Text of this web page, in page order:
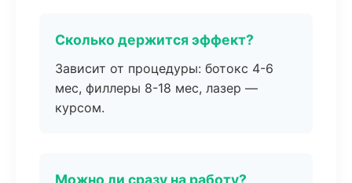
Сколько держится эффект?
Зависит от процедуры: ботокс 4-6
мес, филлеры 8-18 мес, лазер —
курсом.
Можно ли сразу на работу?